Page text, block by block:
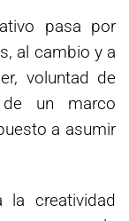
pasa por
al cambio y a
voluntad de
un marco
a asumir
la creatividad